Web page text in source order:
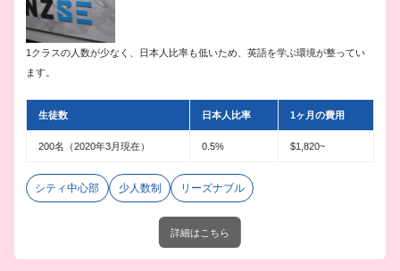
1クラスの人数が少なく、日本人比率も低いため、英語を学ぶ環境が整ってい
ます。
生徒数 日本人比率 1ヶ月の費用
200名（2020年3月現在） 0.5% $1,820~
シティ中心部 少人数制 リーズナブル
詳細はこちら